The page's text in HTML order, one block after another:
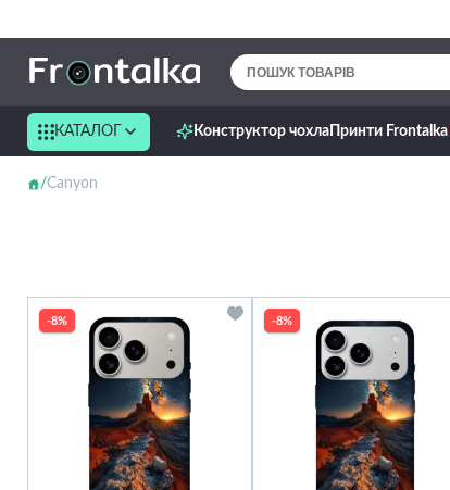
КАТАЛОГ Конструктор чохла Принти Frontalka
Canyon
-8% -8%